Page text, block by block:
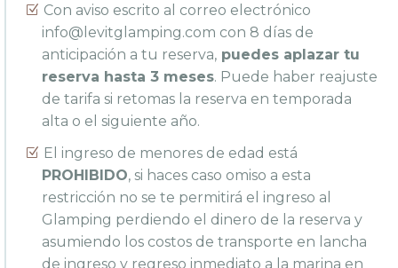
Con aviso escrito al correo electrónico
info@levitglamping.com con 8 días de
anticipación a tu reserva, puedes aplazar tu
reserva hasta 3 meses. Puede haber reajuste
de tarifa si retomas la reserva en temporada
alta o el siguiente año.
El ingreso de menores de edad está
PROHIBIDO, si haces caso omiso a esta
restricción no se te permitirá el ingreso al
Glamping perdiendo el dinero de la reserva y
asumiendo los costos de transporte en lancha
de ingreso y regreso inmediato a la marina en